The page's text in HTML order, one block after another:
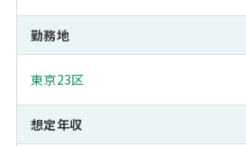
勤務地
東京23区
想定年収